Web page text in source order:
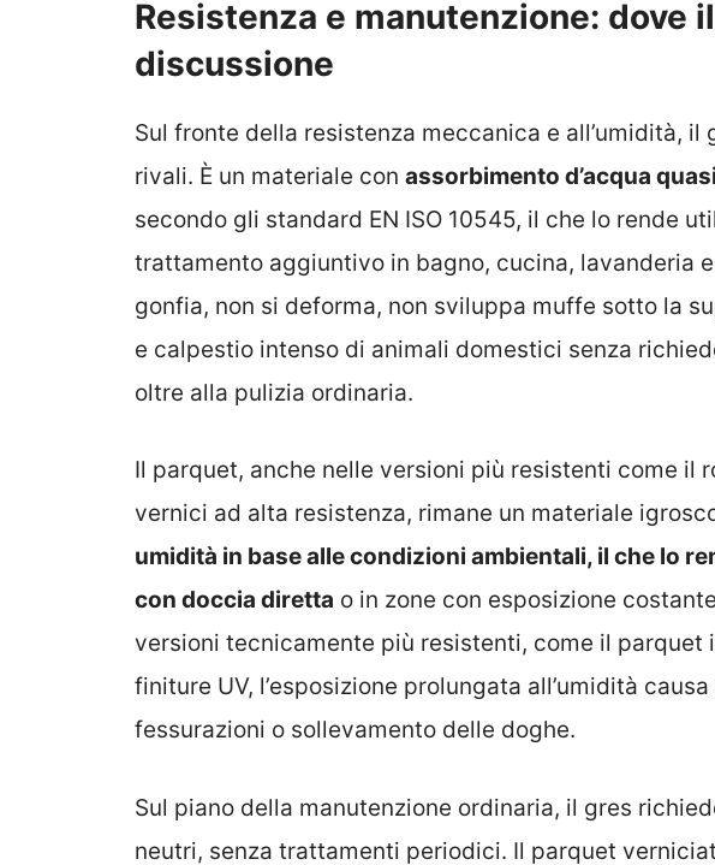
Resistenza e manutenzione: dove
discussione
Sul fronte della resistenza meccanica e all’umidità, il
rivali. È un materiale con assorbimento d’acqua
secondo gli standard EN ISO 10545, il che lo rende
trattamento aggiuntivo in bagno, cucina, lavanderia
gonfia, non si deforma, non sviluppa muffe sotto la
e calpestio intenso di animali domestici senza
oltre alla pulizia ordinaria.
Il parquet, anche nelle versioni più resistenti come il
vernici ad alta resistenza, rimane un materiale
umidità in base alle condizioni ambientali, il che lo
con doccia diretta o in zone con esposizione
versioni tecnicamente più resistenti, come il parquet
finiture UV, l’esposizione prolungata all’umidità
fessurazioni o sollevamento delle doghe.
Sul piano della manutenzione ordinaria, il gres
neutri, senza trattamenti periodici. Il parquet